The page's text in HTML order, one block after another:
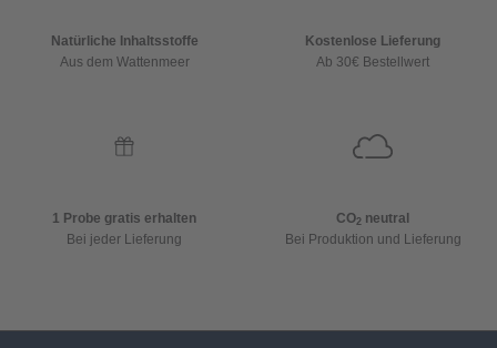
Natürliche Inhaltsstoffe
Aus dem Wattenmeer
Kostenlose Lieferung
Ab 30€ Bestellwert
1 Probe gratis erhalten
Bei jeder Lieferung
CO2 neutral
Bei Produktion und Lieferung